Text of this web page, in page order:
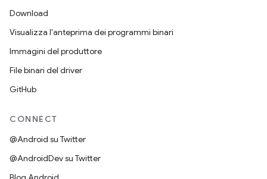
Download
Visualizza l'anteprima dei programmi binari
Immagini del produttore
File binari del driver
GitHub
CONNECT
@Android su Twitter
@AndroidDev su Twitter